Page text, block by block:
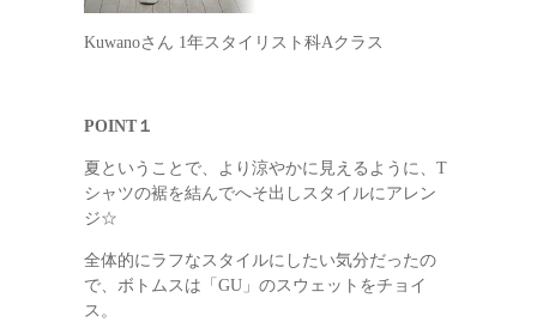
Kuwanoさん 1年スタイリスト科Aクラス
POINT１
夏ということで、より涼やかに見えるように、T
シャツの裾を結んでへそ出しスタイルにアレン
ジ☆
全体的にラフなスタイルにしたい気分だったの
で、ボトムスは「GU」のスウェットをチョイ
ス。